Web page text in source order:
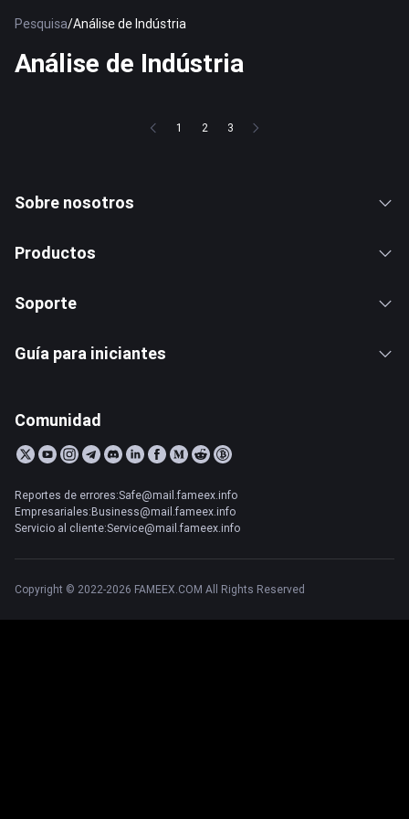
Pesquisa/Análise de Indústria
Análise de Indústria
1 2 3
Sobre nosotros
Productos
Soporte
Guía para iniciantes
Comunidad
Reportes de errores:Safe@mail.fameex.info
Empresariales:Business@mail.fameex.info
Servicio al cliente:Service@mail.fameex.info
Copyright © 2022-2026 FAMEEX.COM All Rights Reserved